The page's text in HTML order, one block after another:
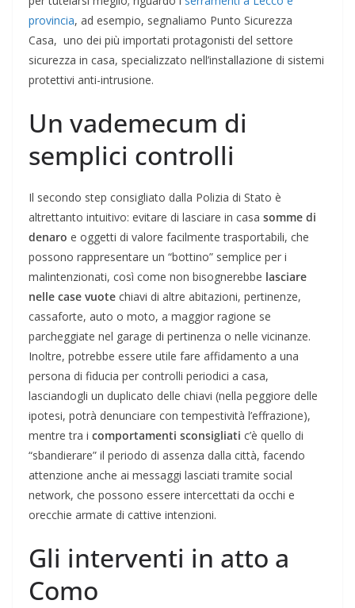
provincia, ad esempio, segnaliamo Punto Sicurezza
Casa, uno dei più importati protagonisti del settore
sicurezza in casa, specializzato nell’installazione di sistemi
protettivi anti-intrusione.
Un vademecum di
semplici controlli
Il secondo step consigliato dalla Polizia di Stato è
altrettanto intuitivo: evitare di lasciare in casa somme di
denaro e oggetti di valore facilmente trasportabili, che
possono rappresentare un “bottino” semplice per i
malintenzionati, così come non bisognerebbe lasciare
nelle case vuote chiavi di altre abitazioni, pertinenze,
cassaforte, auto o moto, a maggior ragione se
parcheggiate nel garage di pertinenza o nelle vicinanze.
Inoltre, potrebbe essere utile fare affidamento a una
persona di fiducia per controlli periodici a casa,
lasciandogli un duplicato delle chiavi (nella peggiore delle
ipotesi, potrà denunciare con tempestività l’effrazione),
mentre tra i comportamenti sconsigliati c’è quello di
“sbandierare” il periodo di assenza dalla città, facendo
attenzione anche ai messaggi lasciati tramite social
network, che possono essere intercettati da occhi e
orecchie armate di cattive intenzioni.
Gli interventi in atto a
Como